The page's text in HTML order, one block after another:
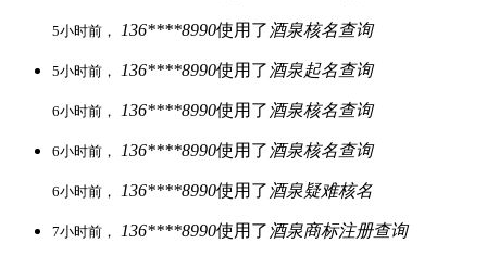
5小时前， 136****8990使用了 酒泉核名查询
5小时前， 136****8990使用了 酒泉起名查询
6小时前， 136****8990使用了 酒泉核名查询
6小时前， 136****8990使用了 酒泉核名查询
6小时前， 136****8990使用了 酒泉疑难核名
7小时前， 136****8990使用了 酒泉商标注册查询